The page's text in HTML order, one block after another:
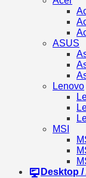
ASUS
Lenovo
MSI
Desktop